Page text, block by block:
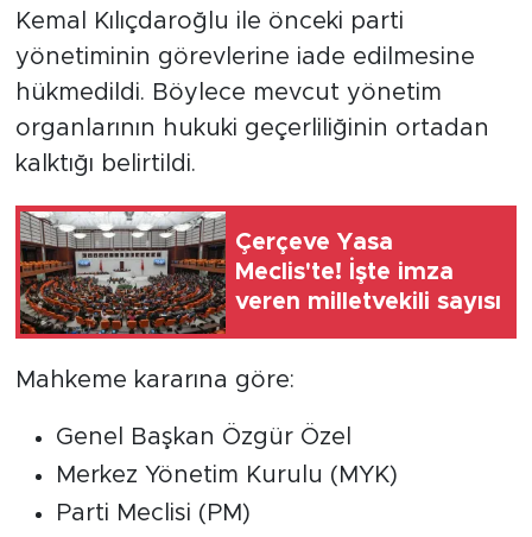
Kemal Kılıçdaroğlu ile önceki parti
yönetiminin görevlerine iade edilmesine
hükmedildi. Böylece mevcut yönetim
organlarının hukuki geçerliliğinin ortadan
kalktığı belirtildi.
Çerçeve Yasa
Meclis'te! İşte imza
veren milletvekili sayısı
Mahkeme kararına göre:
Genel Başkan Özgür Özel
Merkez Yönetim Kurulu (MYK)
Parti Meclisi (PM)